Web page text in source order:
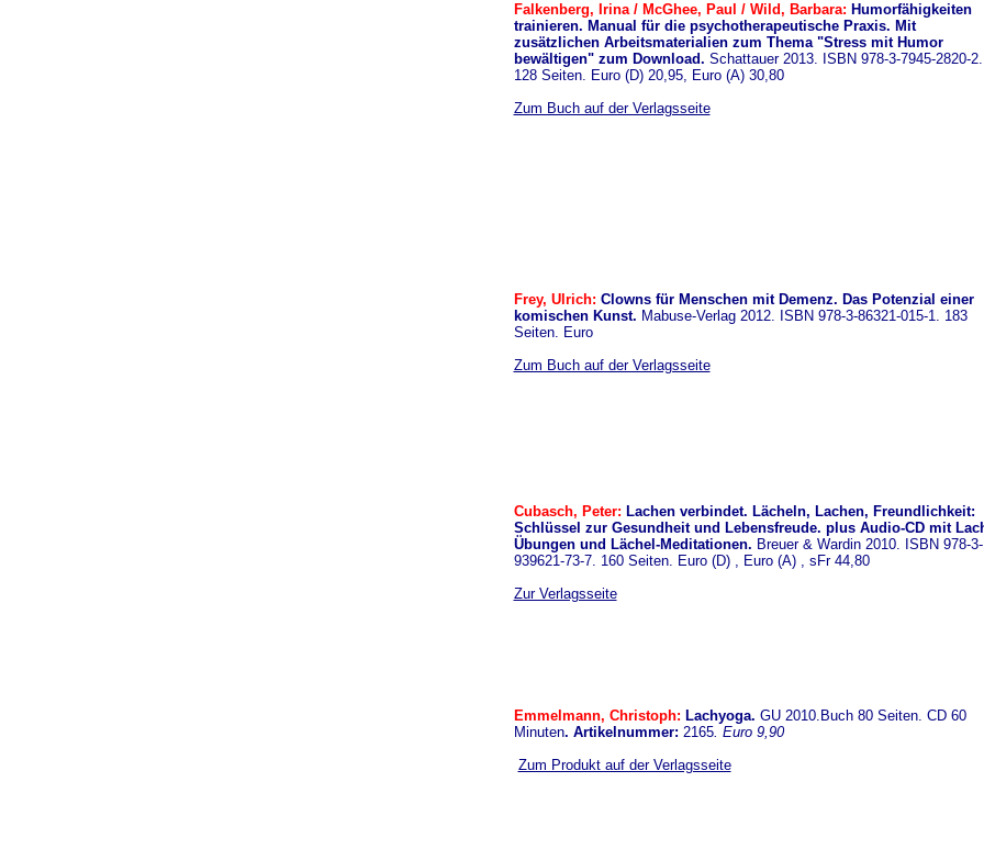
Falkenberg, Irina / McGhee, Paul / Wild, Barbara: Humorfähigkeiten
trainieren. Manual für die psychotherapeutische Praxis. Mit
zusätzlichen Arbeitsmaterialien zum Thema "Stress mit Humor
bewältigen" zum Download. Schattauer 2013. ISBN 978-3-7945-2820-2.
128 Seiten. Euro (D) 20,95, Euro (A) 30,80
Zum Buch auf der Verlagsseite
Frey, Ulrich: Clowns für Menschen mit Demenz. Das Potenzial einer
komischen Kunst. Mabuse-Verlag 2012. ISBN 978-3-86321-015-1. 183
Seiten. Euro
Zum Buch auf der Verlagsseite
Cubasch, Peter: Lachen verbindet. Lächeln, Lachen, Freundlichkeit:
Schlüssel zur Gesundheit und Lebensfreude. plus Audio-CD mit
Übungen und Lächel-Meditationen. Breuer & Wardin 2010. ISBN 978-3-
939621-73-7. 160 Seiten. Euro (D) , Euro (A) , sFr 44,80
Zur Verlagsseite
Emmelmann, Christoph: Lachyoga. GU 2010. Buch 80 Seiten. CD 60
Minuten. Artikelnummer: 2165. Euro 9,90
Zum Produkt auf der Verlagsseite